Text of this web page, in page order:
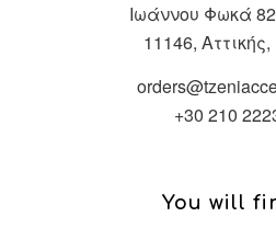
Ιωάννου Φωκά
11146,
+30 210
You will